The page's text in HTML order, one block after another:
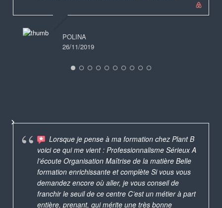
POLINA
26/11/2019
Lorsque je pense à ma formation chez Plant B
voici ce qui me vient : Professionnalisme Sérieux A
l’écoute Organisation Maîtrise de la matière Belle
formation enrichissante et complète Si vous vous
demandez encore où aller, je vous conseil de
franchir le seuil de ce centre C’est un métier à part
entière, prenant, qui mérite une très bonne